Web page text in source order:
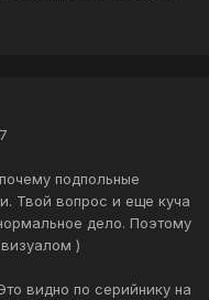
подпольные
Твой вопрос и еще куча
дело. Поэтому
)
видно по серийнику на